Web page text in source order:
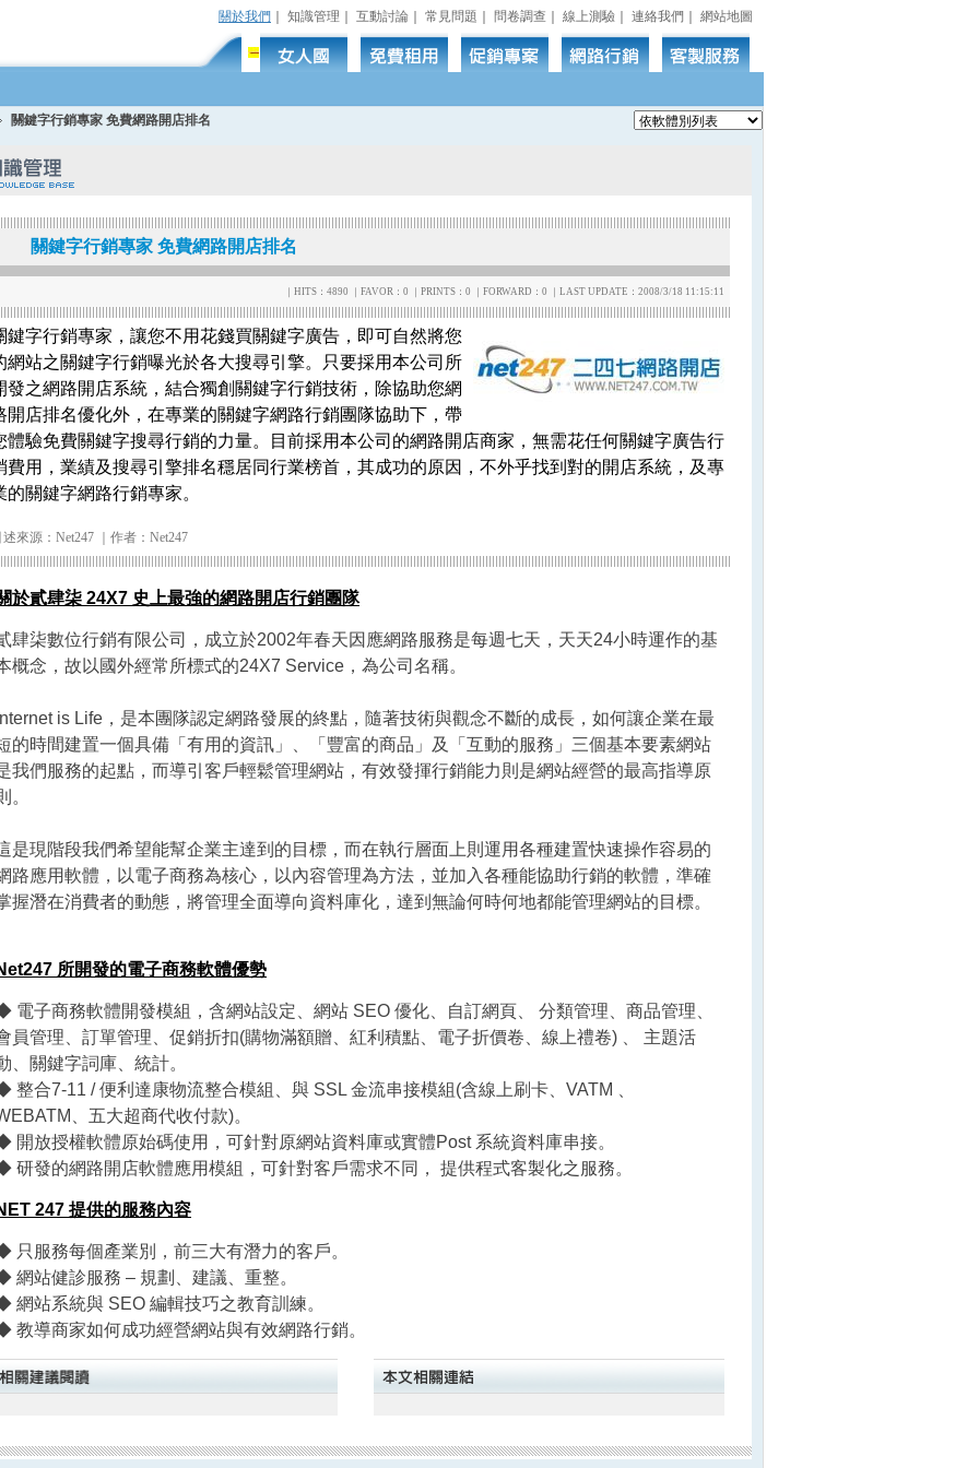
關於我們 知識管理 互動討論 常見問題 問卷調查 線上測驗 連絡我們 網站地圖
關鍵字行銷專家 免費網路開店排名
關鍵字行銷專家 免費網路開店排名
｜HITS：4890 ｜FAVOR：0 ｜PRINTS：0 ｜FORWARD：0 ｜LAST UPDATE：2008/3/18 11:15:11
鍵字行銷專家，讓您不用花錢買關鍵字廣告，即可自然將您
網站之關鍵字行銷曝光於各大搜尋引擎。只要採用本公司所
發之網路開店系統，結合獨創關鍵字行銷技術，除協助您網
開店排名優化外，在專業的關鍵字網路行銷團隊協助下，帶
體驗免費關鍵字搜尋行銷的力量。目前採用本公司的網路開店商家，無需花任何關鍵字廣告行
費用，業績及搜尋引擎排名穩居同行業榜首，其成功的原因，不外乎找到對的開店系統，及專
的關鍵字網路行銷專家。
述來源：Net247 ｜作者：Net247
於貳肆柒 24X7 史上最強的網路開店行銷團隊
肆柒數位行銷有限公司，成立於2002年春天因應網路服務是每週七天，天天24小時運作的基
概念，故以國外經常所標式的24X7 Service，為公司名稱。
is Life，是本團隊認定網路發展的終點，隨著技術與觀念不斷的成長，如何讓企業在最
的時間建置一個具備「有用的資訊」、「豐富的商品」及「互動的服務」三個基本要素網站
我們服務的起點，而導引客戶輕鬆管理網站，有效發揮行銷能力則是網站經營的最高指導原
。
是現階段我們希望能幫企業主達到的目標，而在執行層面上則運用各種建置快速操作容易的
路應用軟體，以電子商務為核心，以內容管理為方法，並加入各種能協助行銷的軟體，準確
握潛在消費者的動態，將管理全面導向資料庫化，達到無論何時何地都能管理網站的目標。
所開發的電子商務軟體優勢
電子商務軟體開發模組，含網站設定、網站 SEO 優化、自訂網頁、 分類管理、商品管理、
員管理、訂單管理、促銷折扣(購物滿額贈、紅利積點、電子折價卷、線上禮卷) 、 主題活
、關鍵字詞庫、統計。
整合7-11 / 便利達康物流整合模組、與 SSL 金流串接模組(含線上刷卡、VATM 、
、五大超商代收付款)。
開放授權軟體原始碼使用，可針對原網站資料庫或實體Post 系統資料庫串接。
研發的網路開店軟體應用模組，可針對客戶需求不同， 提供程式客製化之服務。
247 提供的服務內容
只服務每個產業別，前三大有潛力的客戶。
網站健診服務 – 規劃、建議、重整。
網站系統與 SEO 編輯技巧之教育訓練。
教導商家如何成功經營網站與有效網路行銷。